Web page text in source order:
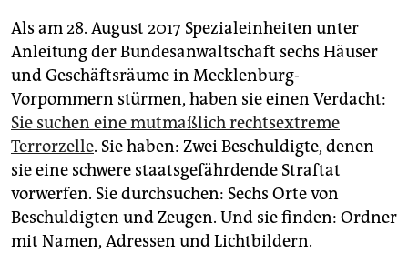
abo
genossenschaft
epaper login
Als am 28. August 2017 Spezialeinheiten unter
Anleitung der Bundesanwaltschaft sechs Häuser
und Geschäftsräume in Mecklenburg-
Vorpommern stürmen, haben sie einen Verdacht:
Sie suchen eine mutmaßlich rechtsextreme
Terrorzelle. Sie haben: Zwei Beschuldigte, denen
sie eine schwere staatsgefährdende Straftat
vorwerfen. Sie durchsuchen: Sechs Orte von
Beschuldigten und Zeugen. Und sie finden: Ordner
mit Namen, Adressen und Lichtbildern.